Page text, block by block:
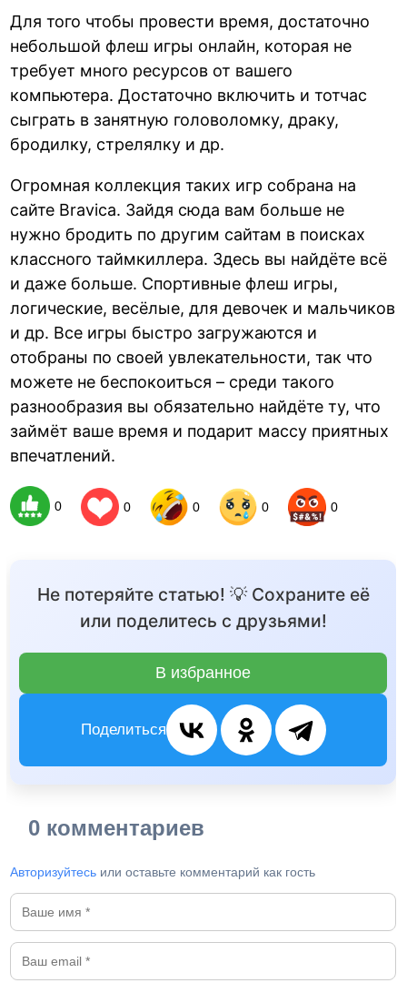
Для того чтобы провести время, достаточно
небольшой флеш игры онлайн, которая не
требует много ресурсов от вашего
компьютера. Достаточно включить и тотчас
сыграть в занятную головоломку, драку,
бродилку, стрелялку и др.
Огромная коллекция таких игр собрана на
сайте Bravica. Зайдя сюда вам больше не
нужно бродить по другим сайтам в поисках
классного таймкиллера. Здесь вы найдёте всё
и даже больше. Спортивные флеш игры,
логические, весёлые, для девочек и мальчиков
и др. Все игры быстро загружаются и
отобраны по своей увлекательности, так что
можете не беспокоиться – среди такого
разнообразия вы обязательно найдёте ту, что
займёт ваше время и подарит массу приятных
впечатлений.
0 0 0 0 0
Не потеряйте статью! 💡 Сохраните её
или поделитесь с друзьями!
В избранное
Поделиться
0 комментариев
Авторизуйтесь или оставьте комментарий как гость